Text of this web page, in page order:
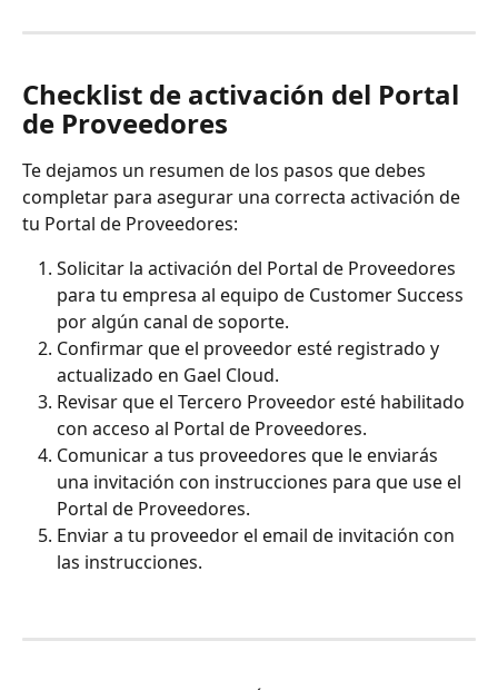
Checklist de activación del Portal
de Proveedores
Te dejamos un resumen de los pasos que debes
completar para asegurar una correcta activación de
tu Portal de Proveedores:
Solicitar la activación del Portal de Proveedores
para tu empresa al equipo de Customer Success
por algún canal de soporte.
Confirmar que el proveedor esté registrado y
actualizado en Gael Cloud.
Revisar que el Tercero Proveedor esté habilitado
con acceso al Portal de Proveedores.
Comunicar a tus proveedores que le enviarás
una invitación con instrucciones para que use el
Portal de Proveedores.
Enviar a tu proveedor el email de invitación con
las instrucciones.